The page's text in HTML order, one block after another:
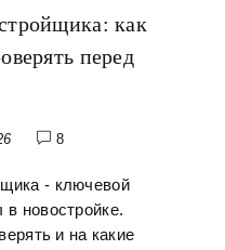
как
перед
8
- ключевой
в новостройке.
и на какие